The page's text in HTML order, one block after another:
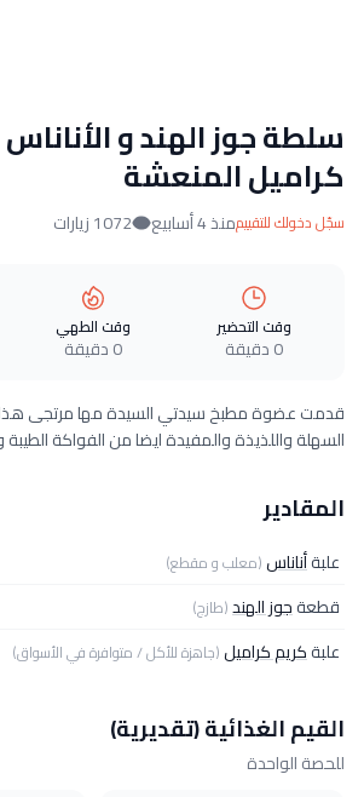
سلطة جوز الهند و
كراميل المنعشة
سجّل دخولك للتقييممنذ 4 أسابيع 1072 زيارات
وقت التحضير
0 دقيقة
وقت الطهي
0 دقيقة
قدمت عضوة مطبخ سيدتي السيدة مها مرتجى هذا
السهلة واللذيذة والمفيدة ايضا من الفواكة
المقادير
علبةأناناس(معلب و مقطع)
قطعةجوز الهند(طازج)
علبةكريم كراميل(جاهزة للأكل / متوافرة في الأسواق)
القيم الغذائية (تقديرية)
للحصة الواحدة